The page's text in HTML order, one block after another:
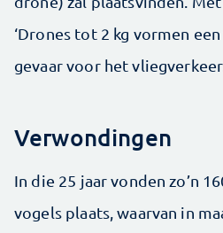
‘Drones tot 2 kg vormen
gevaar voor het
Verwondingen
In die 25 jaar vonden zo’n
vogels plaats, waarvan in